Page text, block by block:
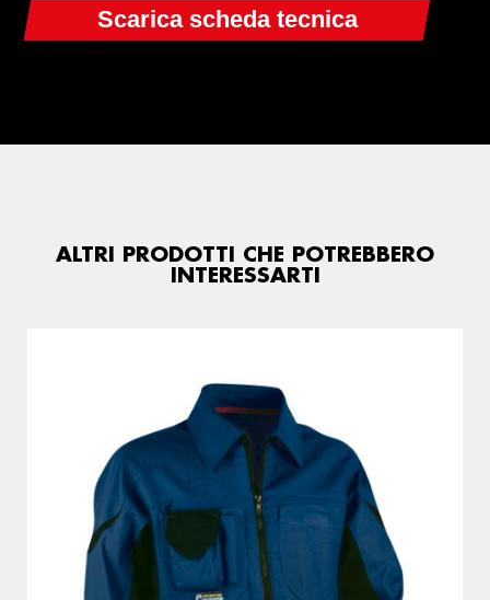
ALTRI PRODOTTI CHE POTREBBERO
INTERESSARTI